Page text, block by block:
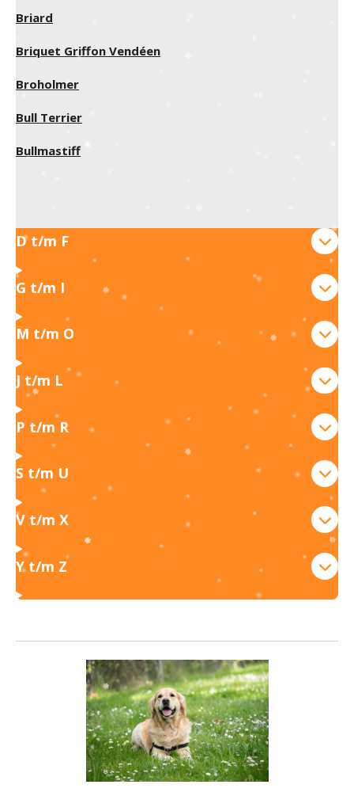
Briard
Briquet Griffon Vendéen
Broholmer
Bull Terrier
Bullmastiff
D t/m F
G t/m I
M t/m O
J t/m L
P t/m R
S t/m U
V t/m X
Y t/m Z